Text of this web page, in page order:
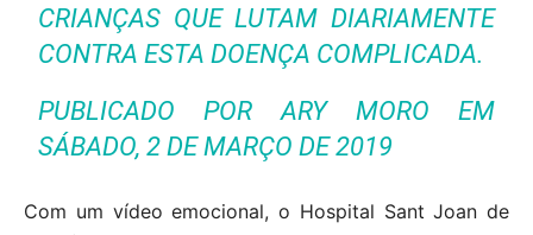
CRIANÇAS QUE LUTAM DIARIAMENTE
CONTRA ESTA DOENÇA COMPLICADA.
PUBLICADO PORARY MORO EM
SÁBADO, 2 DE MARÇO DE 2019
Com um vídeo emocional, o Hospital Sant Joan de